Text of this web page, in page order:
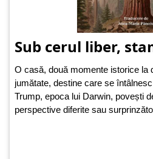
Sub cerul liber,
O casă, două momente istorice la
jumătate, destine care se
Trump, epoca lui Darwin, povești
perspective diferite sau